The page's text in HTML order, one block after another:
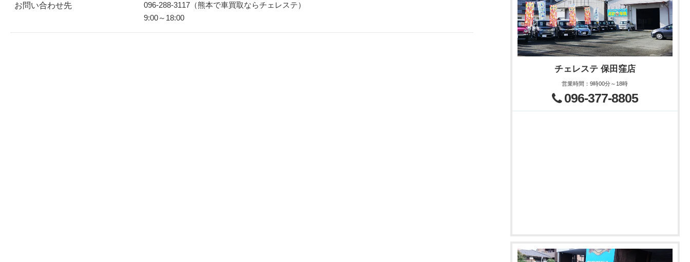
お問い合わせ先 096-288-3117 （熊本で車買取ならチェレステ）
9:00～18:00
チェレステ 保田窪店
営業時間 ：9時00分～18時
096-377-8805